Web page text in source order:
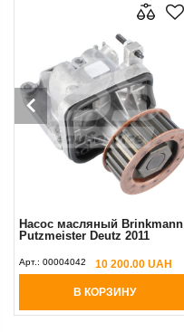
Насос масляный Brinkmann
Putzmeister Deutz 2011
Арт.: 00004042 10 200.00 UAH
В КОРЗИНУ